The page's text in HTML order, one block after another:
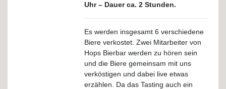
Uhr – Dauer ca. 2 Stunden.
Es werden insgesamt 6 verschiedene
Biere verkostet. Zwei Mitarbeiter von
Hops Bierbar werden zu hören sein
und die Biere gemeinsam mit uns
verköstigen und dabei live etwas
erzählen. Da das Tasting auch ein